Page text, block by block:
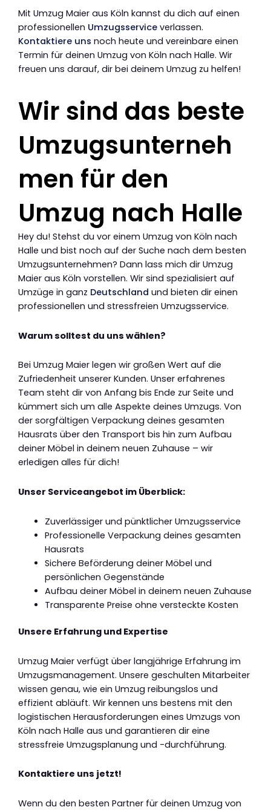
Mit Umzug Maier aus Köln kannst du dich auf einen
professionellen Umzugsservice verlassen.
Kontaktiere uns noch heute und vereinbare einen
Termin für deinen Umzug von Köln nach Halle. Wir
freuen uns darauf, dir bei deinem Umzug zu helfen!
Wir sind das beste
Umzugsunterneh
men für den
Umzug nach Halle
Hey du! Stehst du vor einem Umzug von Köln nach
Halle und bist noch auf der Suche nach dem besten
Umzugsunternehmen? Dann lass mich dir Umzug
Maier aus Köln vorstellen. Wir sind spezialisiert auf
Umzüge in ganz Deutschland und bieten dir einen
professionellen und stressfreien Umzugsservice.
Warum solltest du uns wählen?
Bei Umzug Maier legen wir großen Wert auf die
Zufriedenheit unserer Kunden. Unser erfahrenes
Team steht dir von Anfang bis Ende zur Seite und
kümmert sich um alle Aspekte deines Umzugs. Von
der sorgfältigen Verpackung deines gesamten
Hausrats über den Transport bis hin zum Aufbau
deiner Möbel in deinem neuen Zuhause – wir
erledigen alles für dich!
Unser Serviceangebot im Überblick:
Zuverlässiger und pünktlicher Umzugsservice
Professionelle Verpackung deines gesamten
Hausrats
Sichere Beförderung deiner Möbel und
persönlichen Gegenstände
Aufbau deiner Möbel in deinem neuen Zuhause
Transparente Preise ohne versteckte Kosten
Unsere Erfahrung und Expertise
Umzug Maier verfügt über langjährige Erfahrung im
Umzugsmanagement. Unsere geschulten Mitarbeiter
wissen genau, wie ein Umzug reibungslos und
effizient abläuft. Wir kennen uns bestens mit den
logistischen Herausforderungen eines Umzugs von
Köln nach Halle aus und garantieren dir eine
stressfreie Umzugsplanung und -durchführung.
Kontaktiere uns jetzt!
Wenn du den besten Partner für deinen Umzug von